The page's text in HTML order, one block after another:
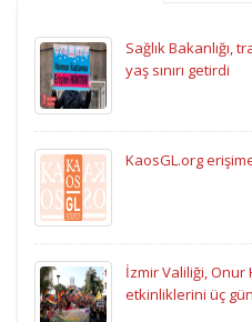
Sağlık Bakanlığı,
yaş sınırı getirdi
KaosGL.org
İzmir Valiliği, Onur
etkinliklerini üç